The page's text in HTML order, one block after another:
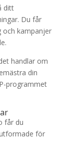
ditt
Du får
och kampanjer
handlar om
din
programmet
får du
för